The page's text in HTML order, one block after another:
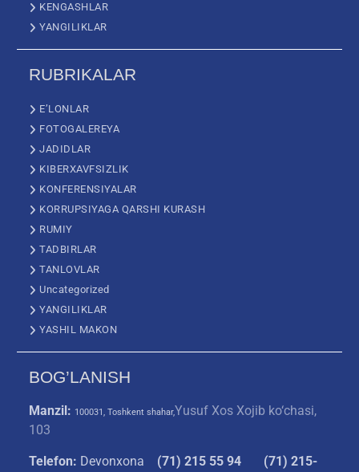
KENGASHLAR
YANGILIKLAR
RUBRIKALAR
E’LONLAR
FOTOGALEREYA
JADIDLAR
KIBERXAVFSIZLIK
KONFERENSIYALAR
KORRUPSIYAGA QARSHI KURASH
RUMIY
TADBIRLAR
TANLOVLAR
Uncategorized
YANGILIKLAR
YASHIL MAKON
BOG’LANISH
Manzil: 100031, Toshkent shahar,Yusuf Xos Xojib ko‘chasi,
103
Telefon: Devonxona (71) 215 55 94
(71) 215-